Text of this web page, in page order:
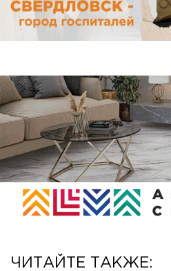
ЧИТАЙТЕ ТАКЖЕ: